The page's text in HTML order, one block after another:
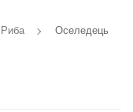
Риба Оселедець